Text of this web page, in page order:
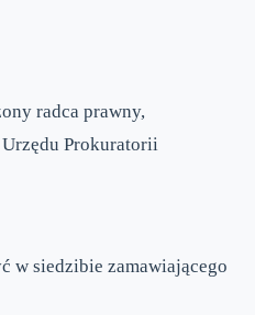
radca prawny,
Prokuratorii
w siedzibie zamawiającego